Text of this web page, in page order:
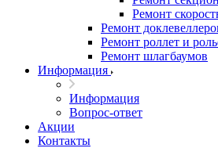
Ремонт
Ремонт
Ремонт роллет и
Ремонт шлагбаумов
Информация
Информация
Вопрос-ответ
Акции
Контакты